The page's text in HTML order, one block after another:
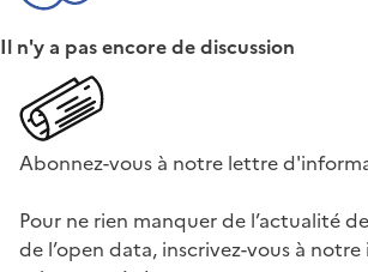
Il n'y a pas encore de discussion
Abonnez-vous à notre lettre
Pour ne rien manquer de l’actualité
de l’open data, inscrivez-vous à